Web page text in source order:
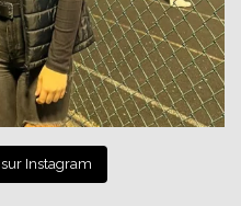
sur Instagram